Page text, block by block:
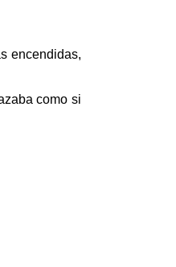
encendidas,
como si